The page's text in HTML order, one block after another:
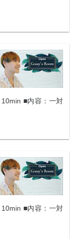
■内容：一対
■内容：一対